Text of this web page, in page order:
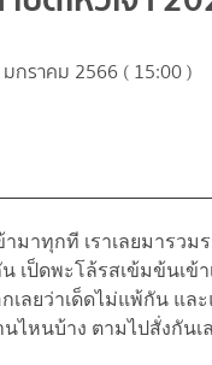
กราคม 2566 ( 15:00 )
าทุกที เราเลยมารวม
เป็ดพะโล้รสเข้มข้นเข้
เลยว่าเด็ดไม่แพ้กัน แ
ไหนบ้าง ตามไปสั่งกันเ